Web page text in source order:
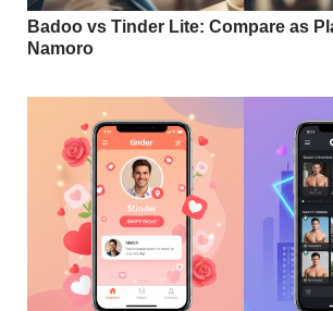
Badoo vs Tinder Lite: Compare as
Namoro